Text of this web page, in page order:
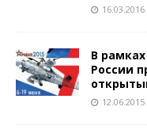
16.03.2016
В
России
12.06.2015